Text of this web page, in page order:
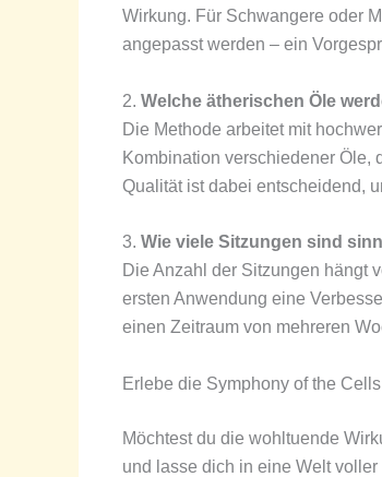
Wirkung. Für Schwangere oder
angepasst werden – ein
2. Welche ätherischen Öle
Die Methode arbeitet mit
Kombination verschiedener Öle,
Qualität ist dabei entscheidend,
3. Wie viele Sitzungen sind
Die Anzahl der Sitzungen hängt
ersten Anwendung eine
einen Zeitraum von mehreren
Erlebe die Symphony of the Cells
Möchtest du die wohltuende
und lasse dich in eine Welt